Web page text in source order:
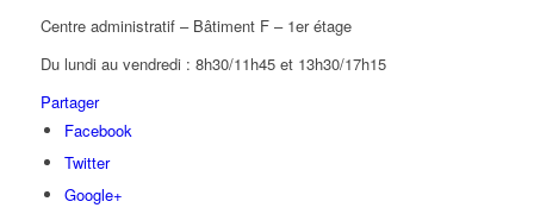
Centre administratif – Bâtiment F – 1er étage
Du lundi au vendredi : 8h30/11h45 et 13h30/17h15
Partager
Facebook
Twitter
Google+